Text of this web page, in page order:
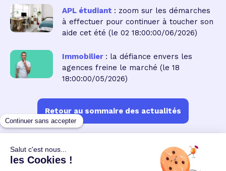
APL étudiant : zoom sur les démarches
à effectuer pour continuer à toucher son
aide cet été (le 02 18:00:00/06/2026)
Immobilier : la défiance envers les
agences freine le marché (le 18
18:00:00/05/2026)
Retour au sommaire des actualités